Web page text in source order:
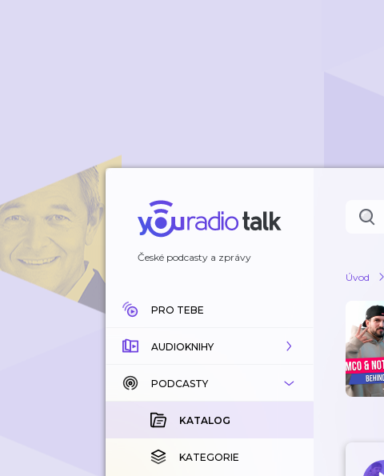
České podcasty a zprávy
PRO TEBE
AUDIOKNIHY
KATALOG
KOUPENÉ
KATEGORIE
PODCASTY
KATALOG
KATEGORIE
Úvod